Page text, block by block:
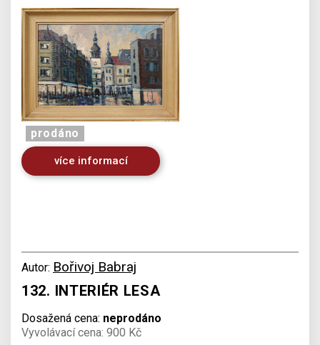
prodáno
více informací
Autor: Bořivoj Babraj
132. INTERIÉR LESA
Dosažená cena: neprodáno
Vyvolávací cena: 900 Kč